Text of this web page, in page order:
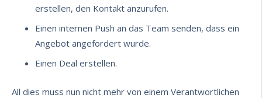
erstellen, den Kontakt anzurufen.
Einen internen Push an das Team senden, dass ein
Angebot angefordert wurde.
Einen Deal erstellen.
All dies muss nun nicht mehr von einem Verantwortlichen